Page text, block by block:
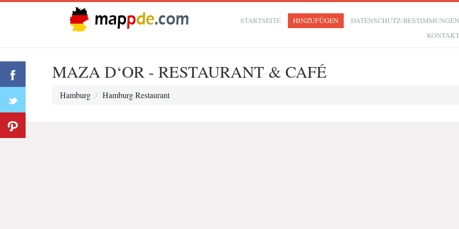
STARTSEITE HINZUFÜGEN
DATENSCHUTZ-
MAZA D‘OR - RESTAURANT & CAFÉ
Hamburg Hamburg Restaurant